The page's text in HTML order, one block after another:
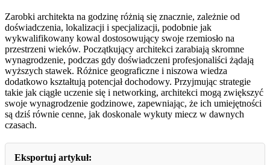
Zarobki architekta na godzinę różnią się znacznie, zależnie od
doświadczenia, lokalizacji i specjalizacji, podobnie jak
wykwalifikowany kowal dostosowujący swoje rzemiosło na
przestrzeni wieków. Początkujący architekci zarabiają skromne
wynagrodzenie, podczas gdy doświadczeni profesjonaliści żądają
wyższych stawek. Różnice geograficzne i niszowa wiedza
dodatkowo kształtują potencjał dochodowy. Przyjmując strategie
takie jak ciągłe uczenie się i networking, architekci mogą zwiększyć
swoje wynagrodzenie godzinowe, zapewniając, że ich umiejętności
są dziś równie cenne, jak doskonale wykuty miecz w dawnych
czasach.
Eksportuj artykuł: